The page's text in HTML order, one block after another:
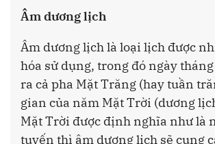
Âm dương lịch
Âm dương lịch là loại lịch được
hóa sử dụng, trong đó ngày
ra cả pha Mặt Trăng (hay tuần
gian của năm Mặt Trời (dương
Mặt Trời được định nghĩa như là
tuyến thì âm dương lịch sẽ cung